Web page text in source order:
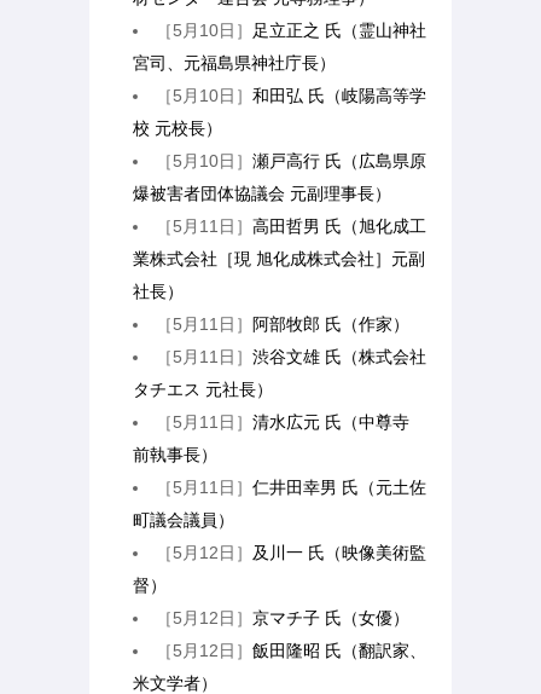
［5月10日］
足立正之 氏（霊山神社
宮司、元福島県神社庁長）
［5月10日］和田弘 氏（岐陽高等学
校 元校長）
［5月10日］瀬戸高行 氏（広島県原
爆被害者団体協議会 元副理事長）
［5月11日］高田哲男 氏（旭化成工
業株式会社［現 旭化成株式会社］元副
社長）
［5月11日］
阿部牧郎 氏（作家）
［5月11日］渋谷文雄 氏（株式会社
タチエス 元社長）
［5月11日］清水広元 氏（中尊寺
前執事長）
［5月11日］仁井田幸男 氏（元土佐
町議会議員）
［5月12日］ 及川一 氏（映像美術監
督）
［5月12日］京マチ子 氏（女優）
［5月12日］飯田隆昭 氏（翻訳家、
米文学者）